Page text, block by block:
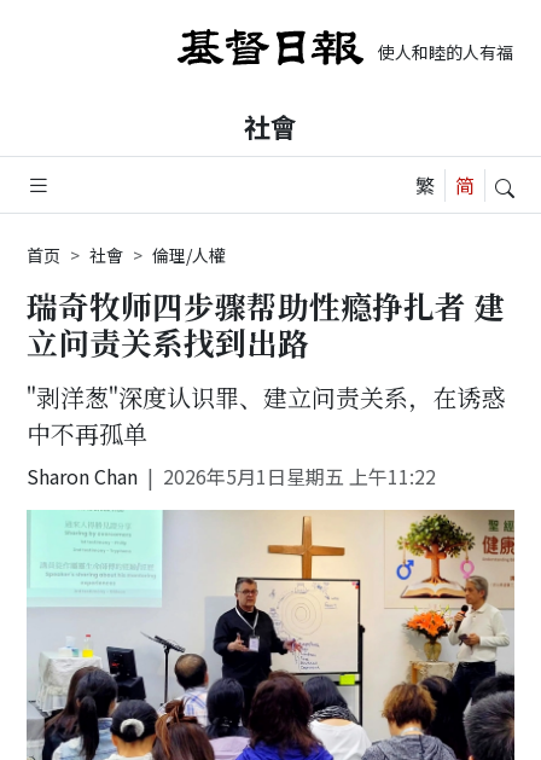
使人和睦的人有福了
社會
首页 社會 倫理/人權
瑞奇牧师四步骤帮助性瘾挣扎者 建
立问责关系找到出路
"剥洋葱"深度认识罪、建立问责关系，在诱惑
中不再孤单
Sharon Chan 2026年5月1日星期五 上午11:22